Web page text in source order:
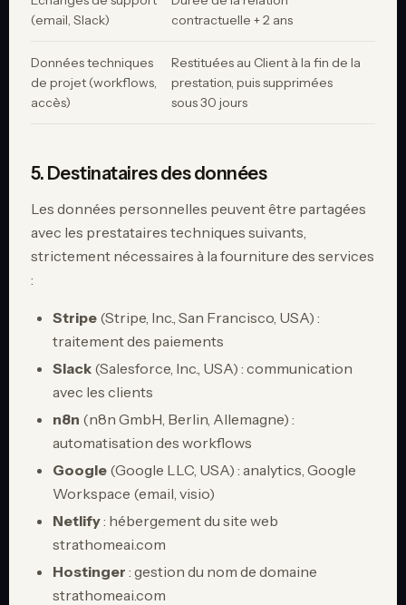
(email, Slack)
contractuelle + 2 ans
Données techniques
de projet (workflows,
accès)
Restituées au Client à la fin de la
prestation, puis supprimées
sous 30 jours
5. Destinataires des données
Les données personnelles peuvent être partagées
avec les prestataires techniques suivants,
strictement nécessaires à la fourniture des services
:
Stripe (Stripe, Inc., San Francisco, USA) :
traitement des paiements
Slack (Salesforce, Inc., USA) : communication
avec les clients
n8n (n8n GmbH, Berlin, Allemagne) :
automatisation des workflows
Google (Google LLC, USA) : analytics, Google
Workspace (email, visio)
Netlify: hébergement du site web
strathomeai.com
Hostinger : gestion du nom de domaine
strathomeai.com